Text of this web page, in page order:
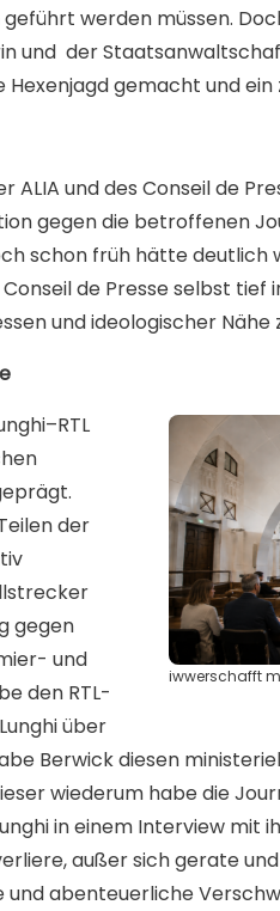
werden müssen.
und der
gemacht und
ALIA und des Conseil de
gegen die betroffenen
schon früh hätte deutlich
de Presse selbst tief
und ideologischer
iwwerschafft
der
gegen
und
den RTL-
über
Berwick diesen
wiederum habe die
in einem Interview mit
außer sich gerate
und abenteuerliche